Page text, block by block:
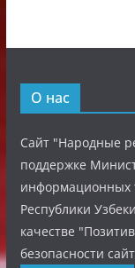
О нас
Сайт "Народные
поддержке
информационных
Республики
качестве
безопасности